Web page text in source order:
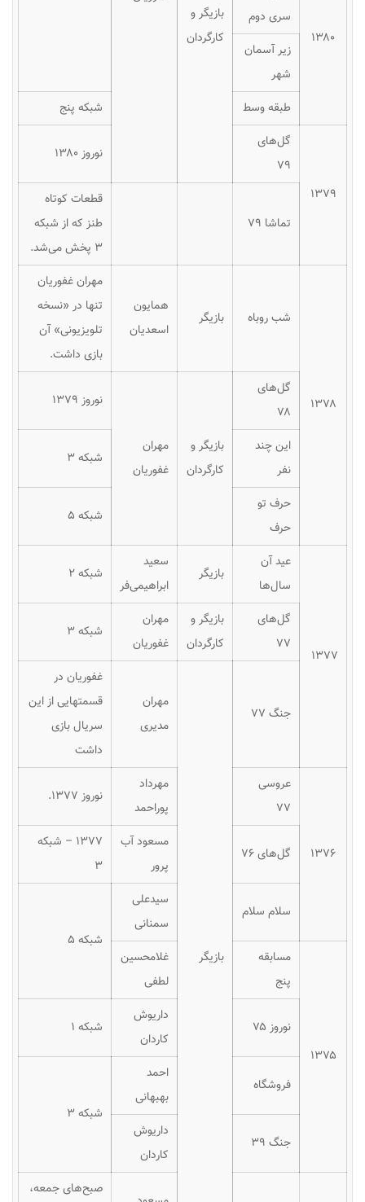
بازیگر و
کارگردان
۱۳۸۰
سری دوم
زیر آسمان
شهر
طبقه وسط
شبکه پنج
۱۳۷۹
گل‌های
۷۹
نوروز ۱۳۸۰
تماشا ۷۹
قطعات کوتاه
طنز که از شبکه
۳ پخش می‌شد.
۱۳۷۸
شب روباه بازیگر
همایون
اسعدیان
مهران غفوریان
تنها در «نسخه
تلویزیونی» آن
بازی داشت.
گل‌های
۷۸
بازیگر و
کارگردان
مهران
غفوریان
نوروز ۱۳۷۹
این چند
نفر
شبکه ۳
حرف تو
حرف
شبکه ۵
۱۳۷۷
عید آن
سال‌ها
بازیگر
سعید
ابراهیمی‌فر
شبکه ۲
گل‌های
۷۷
بازیگر و
کارگردان
مهران
غفوریان
شبکه ۳
جنگ ۷۷
بازیگر
مهران
مدیری
غفوریان در
قسمتهایی از این
سریال بازی
داشت
۱۳۷۶
عروسی
۷۷
مهرداد
پوراحمد
نوروز ۱۳۷۷.
گل‌های ۷۶
مسعود آب
پرور
۱۳۷۷ – شبکه
۳
سلام سلام
سیدعلی
سمنانی
شبکه ۵
۱۳۷۵
مسابقه
پنج
غلامحسین
لطفی
نوروز ۷۵
داریوش
کاردان
شبکه ۱
فروشگاه
احمد
بهبهانی
شبکه ۳
جنگ ۳۹
داریوش
کاردان
صبح‌های جمعه،